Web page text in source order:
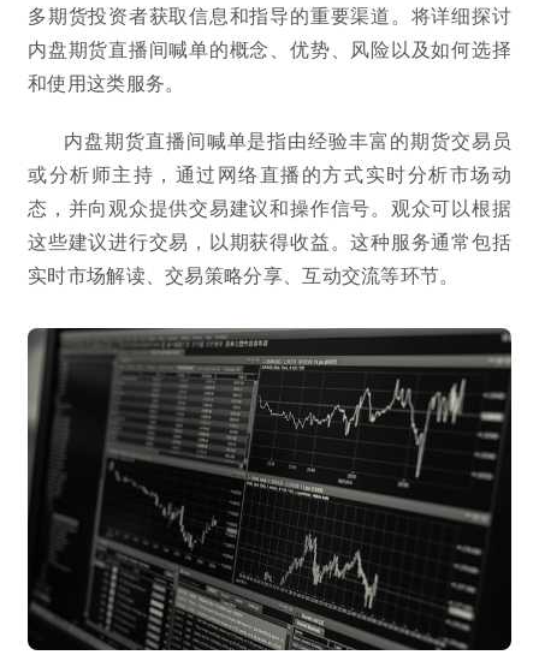
多期货投资者获取信息和指导的重要渠道。将详细探讨
内盘期货直播间喊单的概念、优势、风险以及如何选择
和使用这类服务。
内盘期货直播间喊单是指由经验丰富的期货交易员
或分析师主持，通过网络直播的方式实时分析市场动
态，并向观众提供交易建议和操作信号。观众可以根据
这些建议进行交易，以期获得收益。这种服务通常包括
实时市场解读、交易策略分享、互动交流等环节。